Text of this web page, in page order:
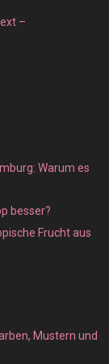
–
Warum es
besser?
Frucht aus
Mustern und